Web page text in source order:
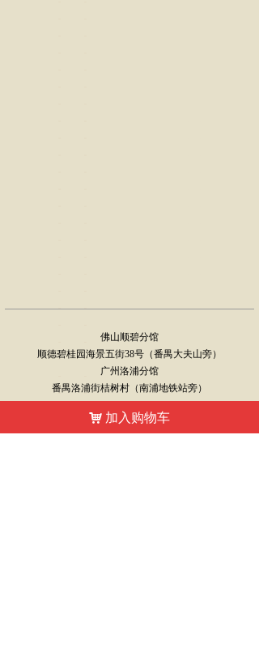
낙 加入购物车
佛山顺碧分馆
顺德碧桂园海景五街38号（番禺大夫山旁）
广州洛浦分馆
番禺洛浦街桔树村（南浦地铁站旁）
联系电话：13427664685